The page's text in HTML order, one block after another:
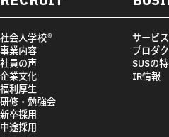
社会人学校®
事業内容
社員の声
企業文化
福利厚生
研修・勉強会
新卒採用
中途採用
サービス
プロダ
SUSの
IR情報